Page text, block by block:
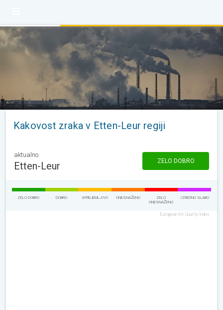
Kakovost zraka v Etten-Leur regiji
aktualno
Etten-Leur ZELO DOBRO
ZELO DOBRO DOBRO SPREJEMLJIVO ONESNAŽENO
ZELO
ONESNAŽENO
IZREDNO SLABO
European Air Quality Index